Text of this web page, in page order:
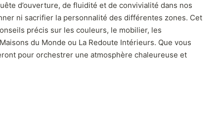
d’ouverture, de fluidité et de convivialité dans nos
ni sacrifier la personnalité des différentes zones. Cet
précis sur les couleurs, le mobilier, les
du Monde ou La Redoute Intérieurs. Que vous
pour orchestrer une atmosphère chaleureuse et